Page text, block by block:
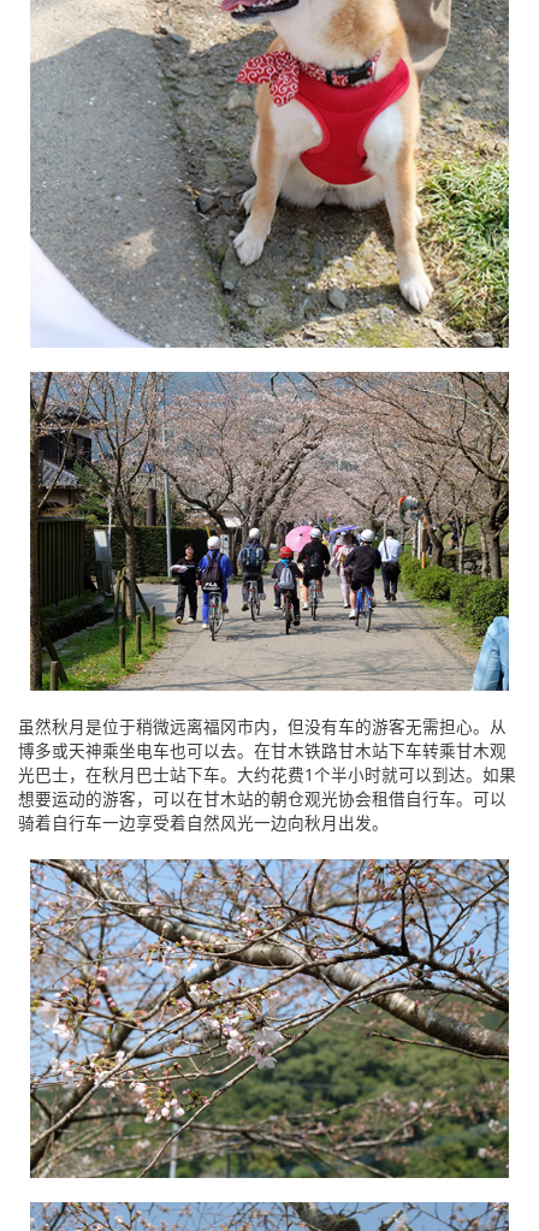
虽然秋月是位于稍微远离福冈市内，但没有车的游客无需担心。从
博多或天神乘坐电车也可以去。在甘木铁路甘木站下车转乘甘木观
光巴士，在秋月巴士站下车。大约花费1个半小时就可以到达。如果
想要运动的游客，可以在甘木站的朝仓观光协会租借自行车。可以
骑着自行车一边享受着自然风光一边向秋月出发。